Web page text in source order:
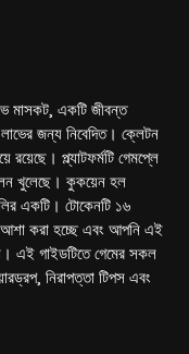
মাসকট, একটি জীবন্ত
জন্য নিবেদিত। ক্লেটন
প্ল্যাটফর্মটি গেমপ্লে
খুলেছে। কুকয়েন হল
একটি। টোকেনটি ১৬
আশা করা হচ্ছে এবং আপনি এই
এই গাইডটিতে গেমের সকল
নিরাপত্তা টিপস এবং